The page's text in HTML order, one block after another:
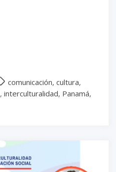
comunicación, cultura,
, interculturalidad, Panamá,